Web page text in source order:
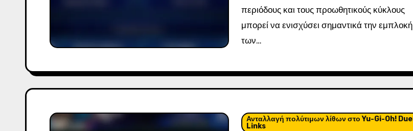
περιόδους και τους προωθητικούς κύκλους
μπορεί να ενισχύσει σημαντικά την εμπλοκή
των…
Ανταλλαγή πολύτιμων λίθων στο Yu-Gi-Oh! Duel
Links